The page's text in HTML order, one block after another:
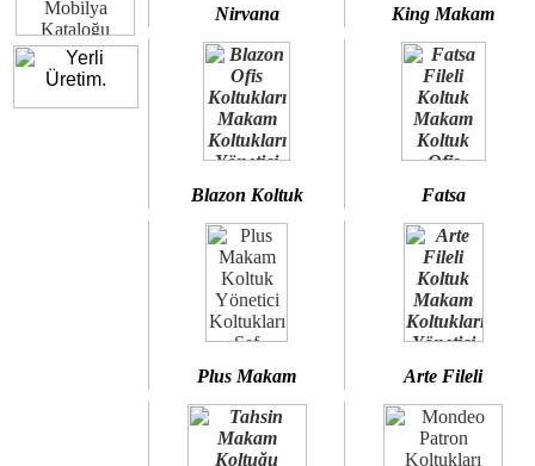
Nirvana King Makam
Blazon Koltuk Fatsa
Plus Makam Arte Fileli